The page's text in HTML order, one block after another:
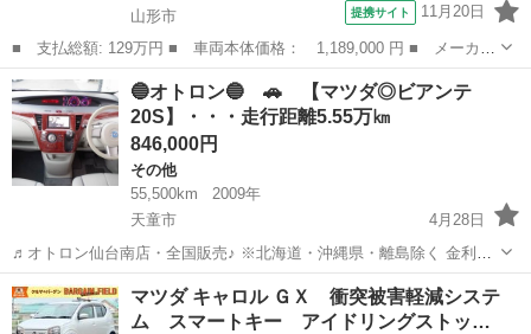
山形市
提携サイト 11月20日
■ 支払総額: 129万円 ■ 車両本体価格： 1,189,000 円 ■ メーカー
名： マツダ ■ 車種名： キャロル ■ グレード名： ハイブリッ
ドＧＳ ４ＷＤ セーフティーサポート 社外ＣＤ シートヒータ
ー キーレス...
山形 山形市 その他
🔵オトロン🔵 🚗 【マツダ◎ビアンテ
20S】・・・走行距離5.55万㎞
846,000円
その他
55,500km
2009年
天童市
4月28日
♬オトロン仙台南店・全国販売♪ ※北海道・沖縄県・離島除く 金利
0％!!!(^.^)/~~~ ＼今すぐ問合せよう／ ☆ ビアンテ ２０Ｓ☆
ここをチェック ↓↓↓↓↓↓↓↓↓...
山形 天童市 その他
マツダ キャロル ＧＸ 衝突被害軽減システ
ム スマートキー アイドリングストッ…